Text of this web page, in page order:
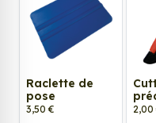
Raclette de
pose
3,50 € 2,00